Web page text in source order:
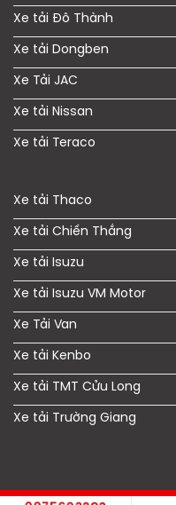
Xe tải Đô Thành
Xe tải Dongben
Xe Tải JAC
Xe tải Nissan
Xe tải Teraco
Xe tải Thaco
Xe tải Chiến Thắng
Xe tải Isuzu
Xe tải Isuzu VM Motor
Xe Tải Van
Xe tải Kenbo
Xe tải TMT Cửu Long
Xe tải Trường Giang